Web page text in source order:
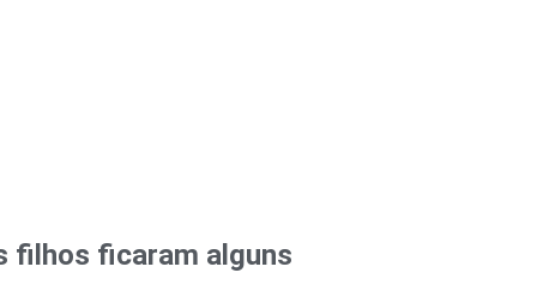
filhos ficaram alguns